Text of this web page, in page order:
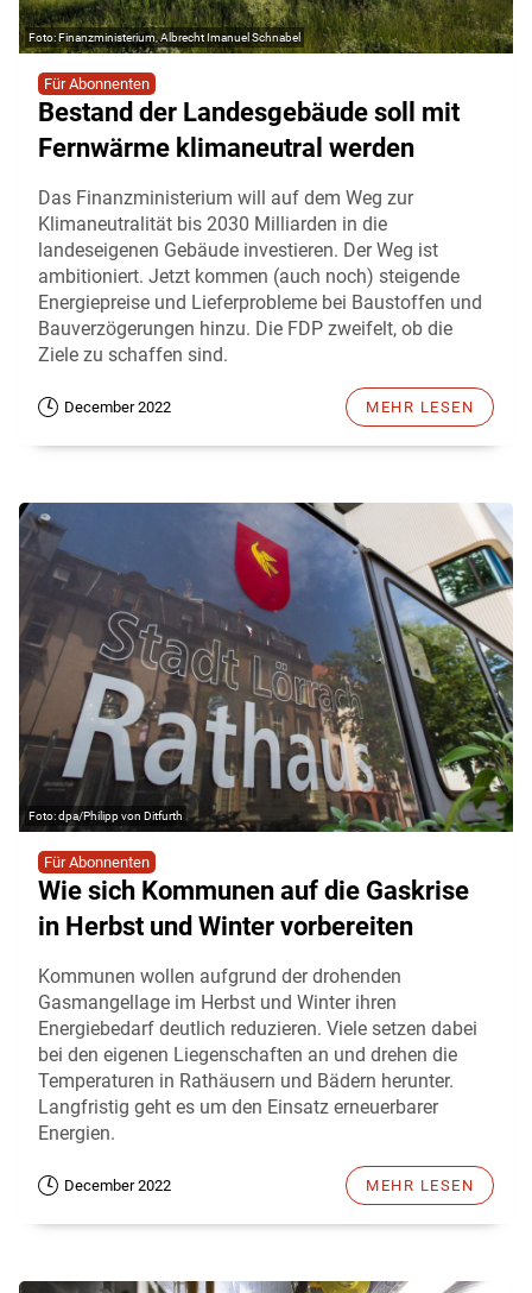
Finanzministerium, Albrecht Imanuel Schnabel
Für Abonnenten
Bestand der Landesgebäude soll mit
Fernwärme klimaneutral werden
Das Finanzministerium will auf dem Weg zur
Klimaneutralität bis 2030 Milliarden in die
landeseigenen Gebäude investieren. Der Weg ist
ambitioniert. Jetzt kommen (auch noch) steigende
Energiepreise und Lieferprobleme bei Baustoffen und
Bauverzögerungen hinzu. Die FDP zweifelt, ob die
Ziele zu schaffen sind.
December 2022 MEHR LESEN
dpa/Philipp von Ditfurth
Für Abonnenten
Wie sich Kommunen auf die Gaskrise
in Herbst und Winter vorbereiten
Kommunen wollen aufgrund der drohenden
Gasmangellage im Herbst und Winter ihren
Energiebedarf deutlich reduzieren. Viele setzen dabei
bei den eigenen Liegenschaften an und drehen die
Temperaturen in Rathäusern und Bädern herunter.
Langfristig geht es um den Einsatz erneuerbarer
Energien.
December 2022 MEHR LESEN